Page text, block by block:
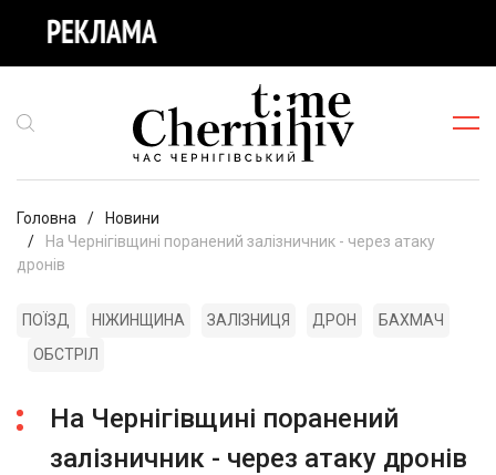
Головна
Новини
На Чернігівщині поранений залізничник - через атаку
дронів
ПОЇЗД НІЖИНЩИНА ЗАЛІЗНИЦЯ ДРОН
БАХМАЧ
ОБСТРІЛ
На Чернігівщині поранений
залізничник - через атаку дронів